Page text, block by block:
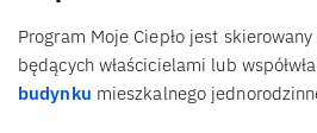
Program Moje Ciepło jest
będących właścicielami lub
budynku mieszkalnego